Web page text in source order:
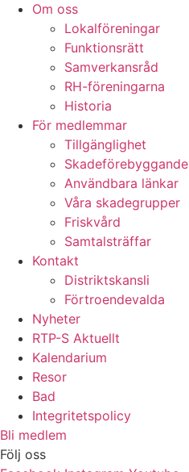
Om oss
Lokalföreningar
Funktionsrätt
Samverkansråd
RH-föreningarna
Historia
För medlemmar
Tillgänglighet
Skadeförebyggande
Användbara länkar
Våra skadegrupper
Friskvård
Samtalsträffar
Kontakt
Distriktskansli
Förtroendevalda
Nyheter
RTP-S Aktuellt
Kalendarium
Resor
Bad
Integritetspolicy
Bli medlem
Följ oss